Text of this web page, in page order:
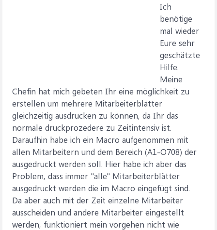
Ich
benötige
mal wieder
Eure sehr
geschätzte
Hilfe.
Meine
Chefin hat mich gebeten Ihr eine möglichkeit zu
erstellen um mehrere Mitarbeiterblätter
gleichzeitig ausdrucken zu können, da Ihr das
normale druckprozedere zu Zeitintensiv ist.
Daraufhin habe ich ein Macro aufgenommen mit
allen Mitarbeitern und dem Bereich (A1-O708) der
ausgedruckt werden soll. Hier habe ich aber das
Problem, dass immer "alle" Mitarbeiterblätter
ausgedruckt werden die im Macro eingefügt sind.
Da aber auch mit der Zeit einzelne Mitarbeiter
ausscheiden und andere Mitarbeiter eingestellt
werden, funktioniert mein vorgehen nicht wie